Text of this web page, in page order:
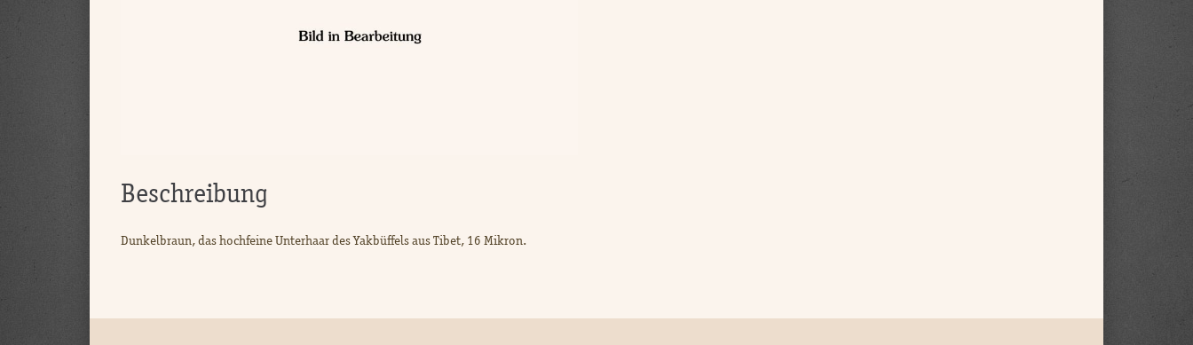
Beschreibung
Dunkelbraun, das hochfeine Unterhaar des Yakbüffels aus Tibet, 16 Mikron.